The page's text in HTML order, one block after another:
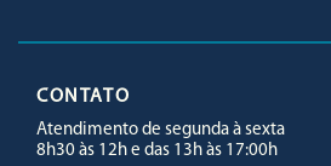
CONTATO
Atendimento de segunda à sexta
8h30 às 12h e das 13h às 17:00h